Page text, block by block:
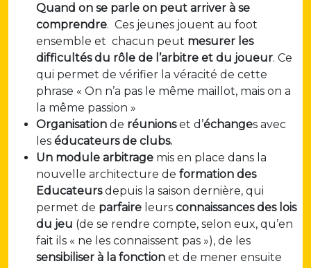
Quand on se parle on peut arriver à se
comprendre. Ces jeunes jouent au foot
ensemble et chacun peut mesurer les
difficultés du rôle de l’arbitre et du joueur. Ce
qui permet de vérifier la véracité de cette
phrase « On n’a pas le même maillot, mais on a
la même passion »
Organisation de réunionset d’échanges avec
les éducateurs de clubs.
Un module arbitrage mis en place dans la
nouvelle architecture de formation des
Educateursdepuis la saison dernière, qui
permet de parfaire leurs connaissances des lois
du jeu (de se rendre compte, selon eux, qu’en
fait ils « ne les connaissent pas »), de les
sensibiliser à la fonction et de mener ensuite